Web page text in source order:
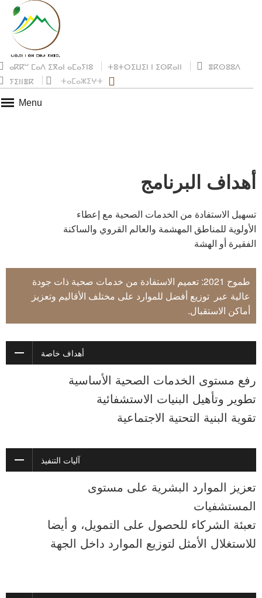
ⴰⴽⴽⵯ ⵎⴰⴷ ⵉⴳⴰⵏ ⴰⵎⴰⵢⵏⵓ ⵜⵓⵜⵔⵉⵡⵉⵏ ⵏ ⵉⵙⴽⴰⵏⵏ
ⴻⴽⵙⵓⵓⴷ
ⵢⵉⵏⵏⴻⴽ
ⵜⴰⵎⴰⵣⵉⵖⵜ
Menu
أهداف البرنامج
تسهيل الاستفادة من الخدمات الصحية مع إعطاء
الأولوية للمناطق المهشمة والعالم القروي والساكنة
الفقيرة أو الهشة
طموح 2021: تعميم الاستفادة من خدمات صحية ذات جودة
عالية عبر توزيع أفضل للموارد على مختلف الأقاليم وتعزيز
أماكن الاستقبال.
أهداف خاصة
رفع مستوى الخدمات الصحية الأساسية
تطوير وتأهيل البنيات الاستشفائية
تقوية البنية التحتية الاجتماعية
آليات التنفيذ
تعزيز الموارد البشرية على مستوى
المستشفيات
تعبئة الشركاء للحصول على التمويل، و أيضا
للاستغلال الأمثل لتوزيع الموارد داخل الجهة